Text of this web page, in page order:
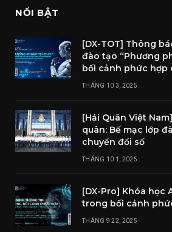
NỔI BẬT
[DX-TOT] Thông
đào tạo “Phương
bối cảnh phức hợp
THÁNG 10 3, 2025
[Hải Quân Việt
quân: Bế mạc lớp
chuyển đổi số
THÁNG 10 1, 2025
[DX-Pro] Khóa học
trong bối cảnh
THÁNG 9 22, 2025